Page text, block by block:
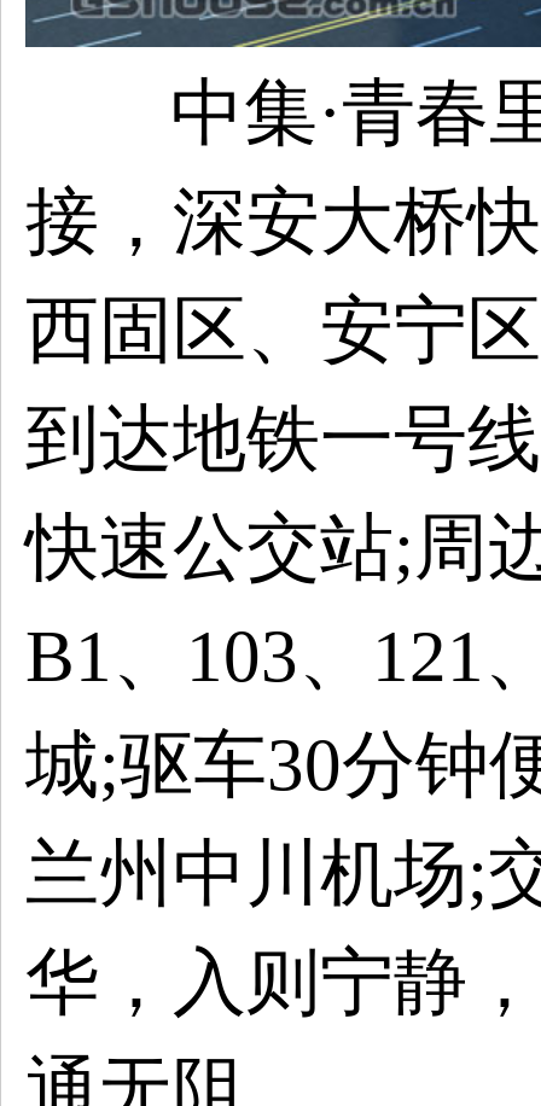
中集·青春
接，深安大桥
西固区、安宁
到达地铁一号
快速公交站;周
B1、103、121
城;驱车30分钟
兰州中川机场;
华，入则宁静